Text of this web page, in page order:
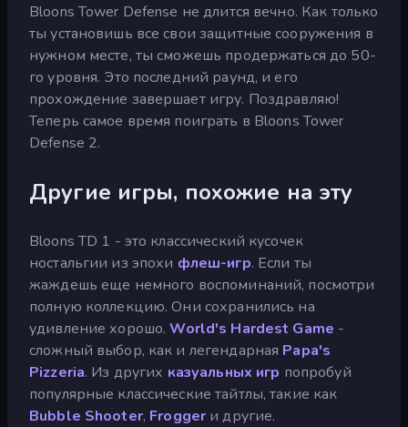
Bloons Tower Defense не длится вечно. Как только
ты установишь все свои защитные сооружения в
нужном месте, ты сможешь продержаться до 50-
го уровня. Это последний раунд, и его
прохождение завершает игру. Поздравляю!
Теперь самое время поиграть в Bloons Tower
Defense 2.
Другие игры, похожие на эту
Bloons TD 1 - это классический кусочек
ностальгии из эпохи флеш-игр. Если ты
жаждешь еще немного воспоминаний, посмотри
полную коллекцию. Они сохранились на
удивление хорошо.World's Hardest Game -
сложный выбор, как и легендарная Papa's
Pizzeria. Из других казуальных игр попробуй
популярные классические тайтлы, такие как
Bubble Shooter, Frogger и другие.